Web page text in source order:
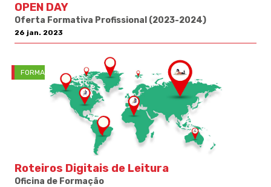
OPEN DAY
Oferta Formativa Profissional (2023-2024)
26 jan. 2023
FORMAÇÃO
Roteiros Digitais de Leitura
Oficina de Formação